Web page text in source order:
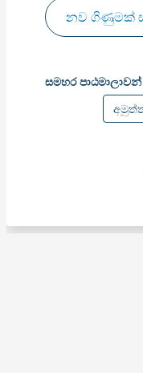
නව ගිණුමක්
සමහර